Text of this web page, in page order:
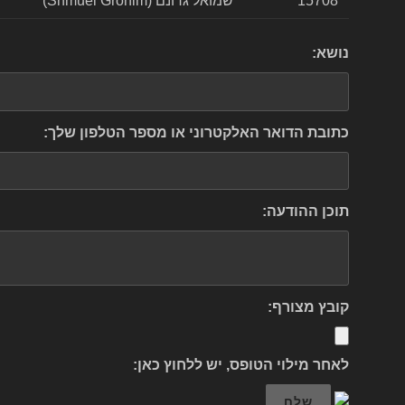
נושא:
כתובת הדואר האלקטרוני או מספר הטלפון שלך:
תוכן ההודעה:
קובץ מצורף:
לאחר מילוי הטופס, יש ללחוץ כאן:
שלח